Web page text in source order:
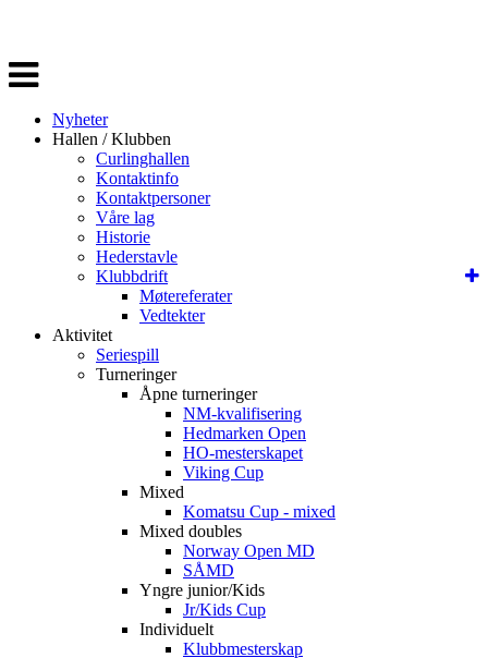
Veksle
navigasjon
Nyheter
Hallen / Klubben
Curlinghallen
Kontaktinfo
Kontaktpersoner
Våre lag
Historie
Hederstavle
Klubbdrift
Møtereferater
Vedtekter
Aktivitet
Seriespill
Turneringer
Åpne turneringer
NM-kvalifisering
Hedmarken Open
HO-mesterskapet
Viking Cup
Mixed
Komatsu Cup - mixed
Mixed doubles
Norway Open MD
SÅMD
Yngre junior/Kids
Jr/Kids Cup
Individuelt
Klubbmesterskap